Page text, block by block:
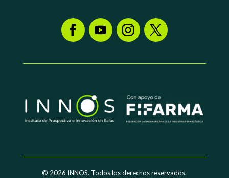
© 2026 INNOS. Todos los derechos reservados.